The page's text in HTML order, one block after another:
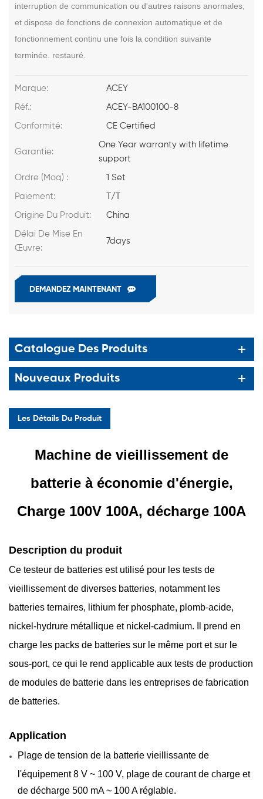
interruption de communication ou d'autres raisons anormales,
et dispose de fonctions de connexion automatique et de
fonctionnement continu une fois la condition suivante
terminée. restauré.
Marque: ACEY
Réf.: ACEY-BA100100-8
Conformité: CE Certified
Garantie:
One Year warranty with lifetime
support
Ordre (Moq) : 1 Set
Paiement: T/T
Origine Du Produit: China
Délai De Mise En
Œuvre:
7days
DEMANDEZ MAINTENANT
Catalogue Des Produits
Nouveaux Produits
Les Détails Du Produit
Machine de vieillissement de
batterie à économie d'énergie,
Charge 100V 100A, décharge 100A
Description du produit
Ce testeur de batteries est utilisé pour les tests de
vieillissement de diverses batteries, notamment les
batteries ternaires, lithium fer phosphate, plomb-acide,
nickel-hydrure métallique et nickel-cadmium. Il prend en
charge les packs de batteries sur le même port et sur le
sous-port, ce qui le rend applicable aux tests de production
de modules de batterie dans les entreprises de fabrication
de batteries.
Application
Plage de tension de la batterie vieillissante de
l'équipement 8 V ~ 100 V, plage de courant de charge et
de décharge 500 mA ~ 100 A réglable.